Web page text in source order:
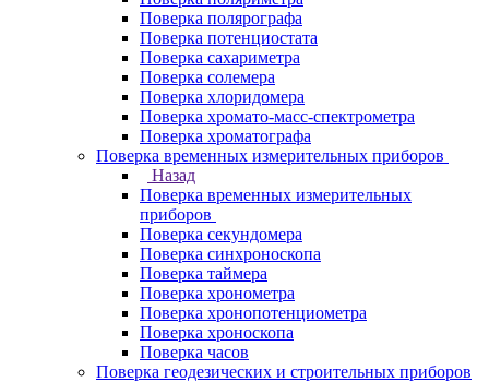
Поверка полярографа
Поверка потенциостата
Поверка сахариметра
Поверка солемера
Поверка хлоридомера
Поверка хромато-масс-спектрометра
Поверка хроматографа
Поверка временных измерительных приборов
Назад
Поверка временных измерительных
приборов
Поверка секундомера
Поверка синхроноскопа
Поверка таймера
Поверка хронометра
Поверка хронопотенциометра
Поверка хроноскопа
Поверка часов
Поверка геодезических и строительных приборов